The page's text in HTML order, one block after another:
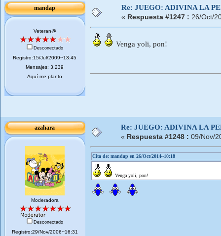
mandap
Veteran@
Desconectado
Registro:15/Jul/2009~13:45
Mensajes: 3.239
Aquí me planto
Re: JUEGO: ADIVINA LA
« Respuesta #1247 : 26/Oct/
Venga yoli, pon!
azahara
Moderadora
Desconectado
Registro:29/Nov/2006~16:31
Re: JUEGO: ADIVINA LA
« Respuesta #1248 : 09/Nov/
Cita de: mandap en 26/Oct/2014~10:18
Venga yoli, pon!